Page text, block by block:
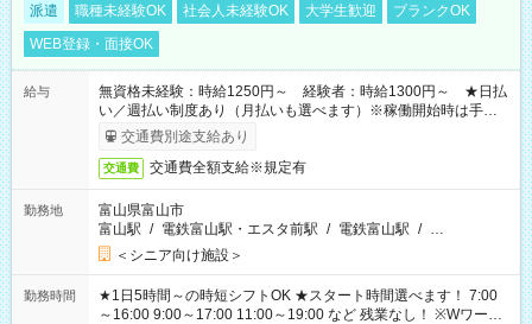
派遣 職種未経験OK 社会人未経験OK 大学生歓迎
ブランクOK
WEB登録・面接OK
給与
無資格未経験：時給1250円～ 経験者：時給1300円～ ★日払
い／週払い制度あり（月払いも選べます）※稼働開始時は手続き
完了次第のお支払いとなります。
交通費別途支給あり
交通費 交通費全額支給※規定有
勤務地
富山県富山市
富山駅 / 電鉄富山駅・エスタ前駅 / 電鉄富山駅 / …
＜シニア向け施設＞
勤務時間
★1日5時間～の時短シフトOK ★スタート時間選べます！ 7:00
～16:00 9:00～17:00 11:00～19:00 など 残業なし！ ※Wワーク